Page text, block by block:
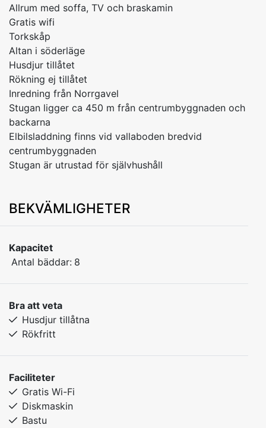
Allrum med soffa, TV och braskamin
Gratis wifi
Torkskåp
Altan i söderläge
Husdjur tillåtet
Rökning ej tillåtet
Inredning från Norrgavel
Stugan ligger ca 450 m från centrumbyggnaden och
backarna
Elbilsladdning finns vid vallaboden bredvid
centrumbyggnaden
Stugan är utrustad för självhushåll
BEKVÄMLIGHETER
Kapacitet
Antal bäddar: 8
Bra att veta
Husdjur tillåtna
Rökfritt
Faciliteter
Gratis Wi-Fi
Diskmaskin
Bastu